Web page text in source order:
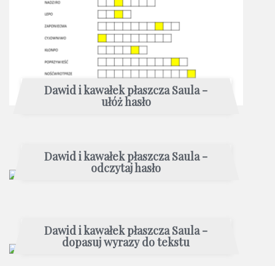
Dawid i kawałek płaszcza Saula -
ułóż hasło
Dawid i kawałek płaszcza Saula -
odczytaj hasło
Dawid i kawałek płaszcza Saula -
dopasuj wyrazy do tekstu